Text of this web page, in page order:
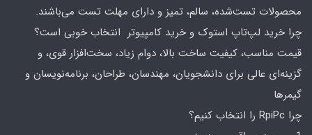
محصولات تست‌شده، سالم، تمیز و دارای مهلت تست می‌باشند.
چرا خرید لپ‌تاپ استوک و خرید کامپیوتر انتخاب خوبی است؟
قیمت مناسب، کیفیت ساخت بالا، دوام زیاد، سخت‌افزار قوی، و
گزینه‌ای عالی برای دانشجویان، مهندسان، طراحان، برنامه‌نویسان و
گیمرها
چرا RpiPc را انتخاب کنیم؟